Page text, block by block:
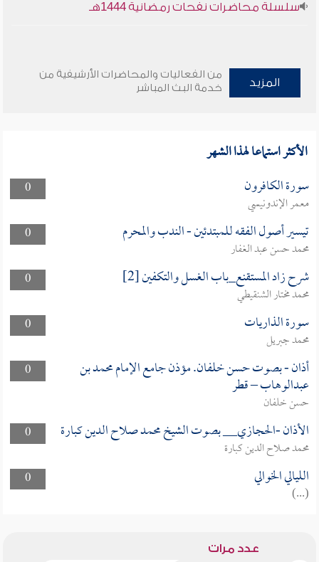
سلسلة محاضرات نفحات رمضانية 1444هـ
المزيد
من الفعاليات والمحاضرات الأرشيفية من
خدمة البث المباشر
الأكثر استماعا لهذا الشهر
0 سورة الكافرون
معمر الإندونيسي
0
تيسير أصول الفقه للمبتدئين - الندب والمحرم
محمد حسن عبد الغفار
0
شرح زاد المستقنع_باب الغسل والتكفين [2]
محمد مختار الشنقيطي
0
سورة الذاريات
محمد جبريل
0
أذان - بصوت حسن خلفان. مؤذن جامع الإمام محمد بن
عبدالوهاب – قطر
حسن خلفان
0
الأذان -الحجازي__ بصوت الشيخ محمد صلاح الدين كبارة
محمد صلاح الدين كبارة
0
الليالي الخوالي
(...)
عدد مرات